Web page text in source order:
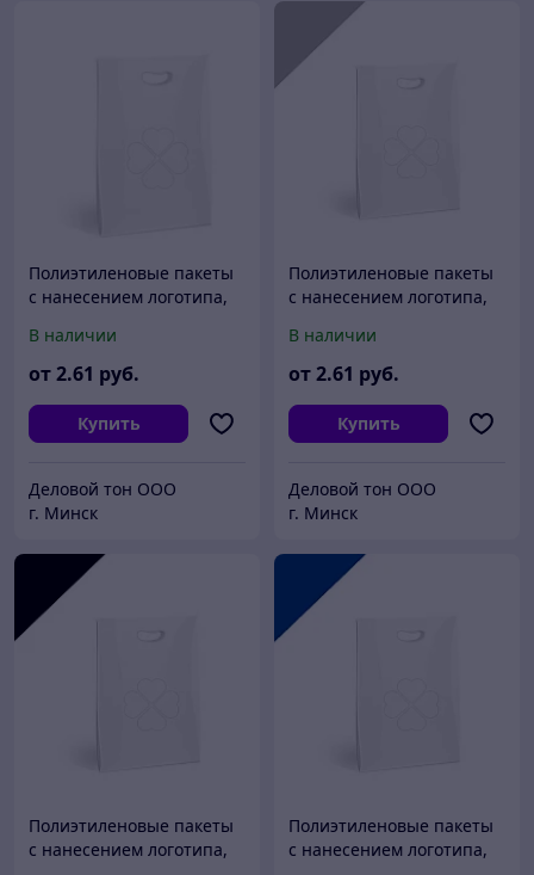
Полиэтиленовые пакеты
с нанесением логотипа,
В наличии
от2.61 руб.
Купить
Деловой тон ООО
г. Минск
Полиэтиленовые пакеты
с нанесением логотипа,
В наличии
от2.61 руб.
Купить
Деловой тон ООО
г. Минск
Полиэтиленовые пакеты
с нанесением логотипа,
Полиэтиленовые пакеты
с нанесением логотипа,